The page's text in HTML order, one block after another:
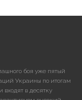
боя уже пятый
Украины по итогам
в десятку